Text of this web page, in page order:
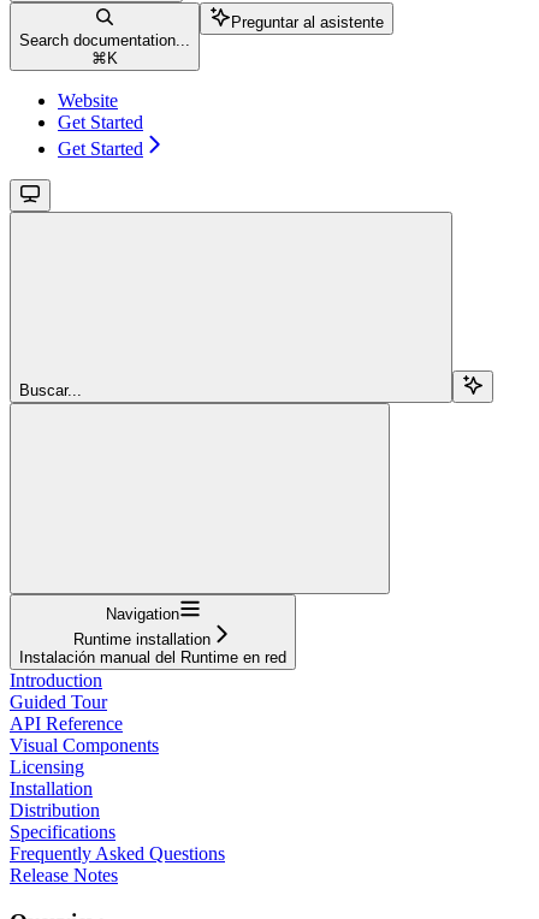
Search documentation...
⌘ K
Preguntar al asistente
Website
Get Started
Get Started
Buscar...
Navigation
Runtime installation
Instalación manual del Runtime en red
Introduction
Guided Tour
API Reference
Visual Components
Licensing
Installation
Distribution
Specifications
Frequently Asked Questions
Release Notes